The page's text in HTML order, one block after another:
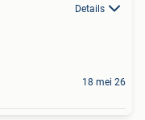
Details
18 mei 26